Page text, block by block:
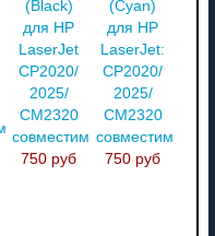
(Black)
для HP
LaserJet
CP2020/
2025/
CM2320
совместимый
750 руб
(Cyan)
для HP
LaserJet:
CP2020/
2025/
CM2320
совместимый
750 руб